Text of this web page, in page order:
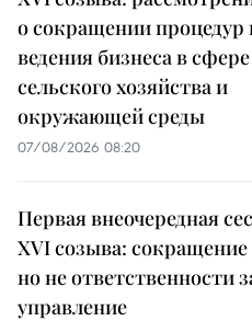
о сокращении процедур
ведения бизнеса в сфере
сельского хозяйства и
окружающей среды
07/08/2026 08:20
Первая внеочередная
XVI созыва: сокращение
но не ответственности
управление